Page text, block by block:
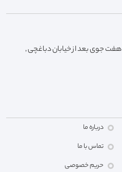
هفت جوی بعد از خیابان دباغچی ,
درباره ما
تماس با ما
حریم خصوصی